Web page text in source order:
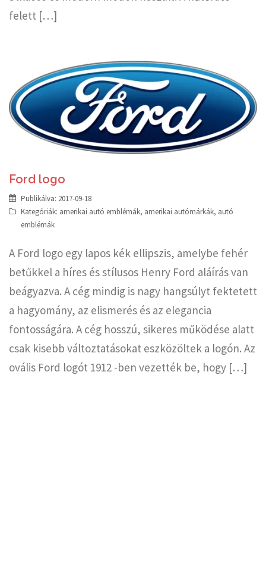
felett […]
Ford logo
Publikálva: 2017-09-18
Kategóriák: amerikai autó emblémák, amerikai autómárkák, autó
emblémák
A Ford logo egy lapos kék ellipszis, amelybe fehér
betűkkel a híres és stílusos Henry Ford aláírás van
beágyazva. A cég mindig is nagy hangsúlyt fektetett
a hagyomány, az elismerés és az elegancia
fontosságára. A cég hosszú, sikeres működése alatt
csak kisebb változtatásokat eszközöltek a logón. Az
ovális Ford logót 1912 -ben vezették be, hogy […]